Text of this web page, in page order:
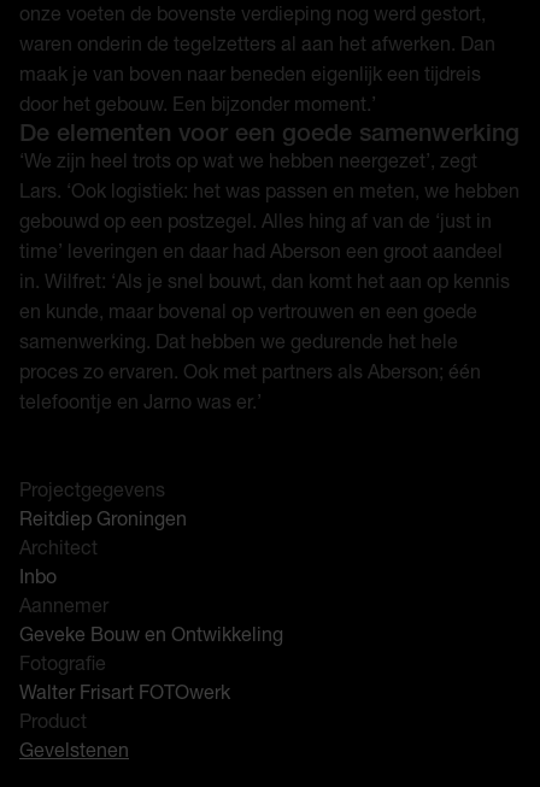
onze voeten de bovenste verdieping nog werd gestort,
waren onderin de tegelzetters al aan het afwerken. Dan
maak je van boven naar beneden eigenlijk een tijdreis
door het gebouw. Een bijzonder moment.’
De elementen voor een goede samenwerking
‘We zijn heel trots op wat we hebben neergezet’, zegt
Lars. ‘Ook logistiek: het was passen en meten, we hebben
gebouwd op een postzegel. Alles hing af van de ‘just in
time’ leveringen en daar had Aberson een groot aandeel
in. Wilfret: ‘Als je snel bouwt, dan komt het aan op kennis
en kunde, maar bovenal op vertrouwen en een goede
samenwerking. Dat hebben we gedurende het hele
proces zo ervaren. Ook met partners als Aberson; één
telefoontje en Jarno was er.’
Projectgegevens
Reitdiep Groningen
Architect
Inbo
Aannemer
Geveke Bouw en Ontwikkeling
Fotografie
Walter Frisart FOTOwerk
Product
Gevelstenen